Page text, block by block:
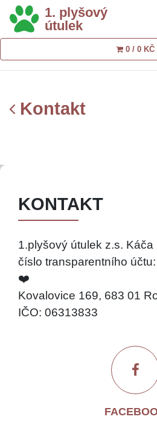
1. plyšový
útulek
0 / 0 KČ
Kontakt
KONTAKT
1.plyšový útulek z.s. Káča
číslo transparentního
❤️
Kovalovice 169, 683 01
IČO: 06313833